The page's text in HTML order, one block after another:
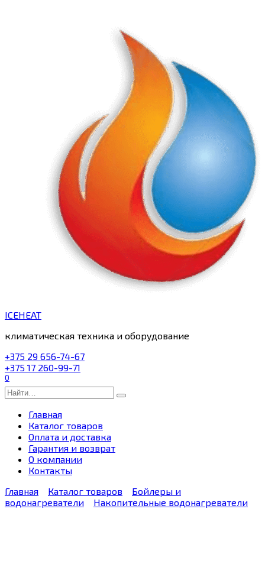
ICEHEAT
климатическая техника и оборудование
+375 29 656-74-67
+375 17 260-99-71
0
Search
for:
Главная
Каталог товаров
Оплата и доставка
Гарантия и возврат
О компании
Контакты
Главная
Каталог товаров
Бойлеры и
водонагреватели
Накопительные водонагреватели